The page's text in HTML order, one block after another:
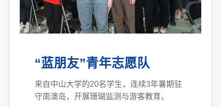
“蓝朋友”青年志愿队
来自中山大学的20名学生，连续3年暑期驻
守南澳岛，开展珊瑚监测与游客教育。